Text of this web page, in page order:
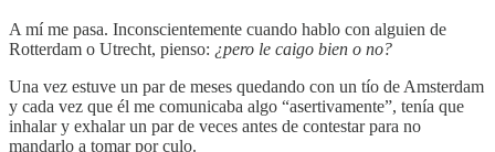
A mí me pasa. Inconscientemente cuando hablo con alguien de
Rotterdam o Utrecht, pienso: ¿pero le caigo bien o no?
Una vez estuve un par de meses quedando con un tío de Amsterdam
y cada vez que él me comunicaba algo “asertivamente”, tenía que
inhalar y exhalar un par de veces antes de contestar para no
mandarlo a tomar por culo.